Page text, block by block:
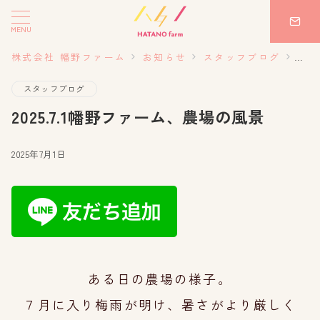
MENU
株式会社 幡野ファーム お知らせ スタッフブログ
スタッフブログ
2025.7.1幡野ファーム、農場の風景
2025年7月1日
ある日の農場の様子。
７月に入り梅雨が明け、暑さがより厳しく